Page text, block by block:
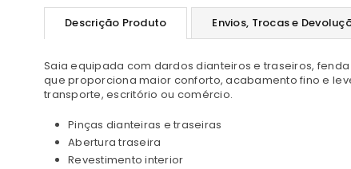
Descrição Produto Envios, Trocas e
Saia equipada com dardos dianteiros e traseiros, fenda
que proporciona maior conforto, acabamento fino e
transporte, escritório ou comércio.
Pinças dianteiras e traseiras
Abertura traseira
Revestimento interior